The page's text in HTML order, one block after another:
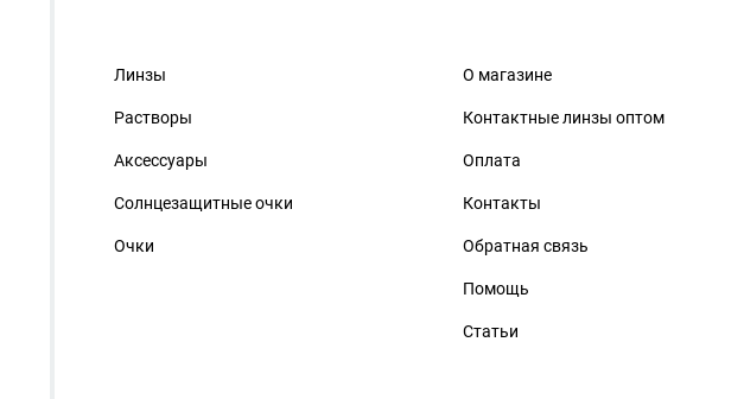
Линзы
Растворы
Аксессуары
Солнцезащитные очки
Очки
О магазине
Контактные линзы оптом
Оплата
Контакты
Обратная связь
Помощь
Статьи